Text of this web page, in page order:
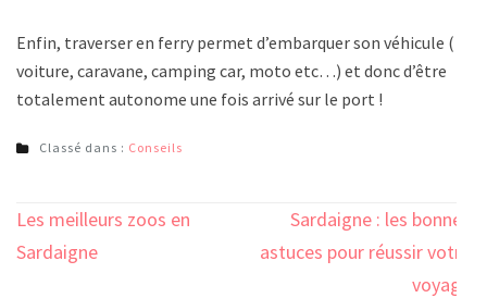
Enfin, traverser en ferry permet d’embarquer son véhicule (
voiture, caravane, camping car, moto etc…) et donc d’être
totalement autonome une fois arrivé sur le port !
Classé dans : Conseils
Navigation
de
Les meilleurs zoos en
Sardaigne
Sardaigne : les bonnes
astuces pour réussir votre
voyage